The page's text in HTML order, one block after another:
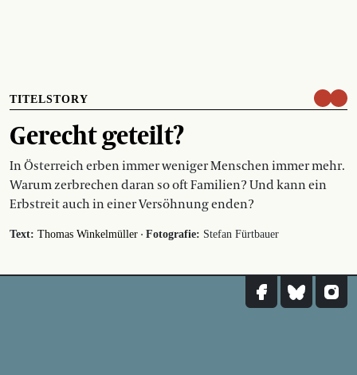
TITELSTORY
Gerecht geteilt?
In Österreich erben immer weniger Menschen immer mehr.
Warum zerbrechen daran so oft Familien? Und kann ein
Erbstreit auch in einer Versöhnung enden?
Text: Thomas Winkelmüller · Fotografie: Stefan Fürtbauer